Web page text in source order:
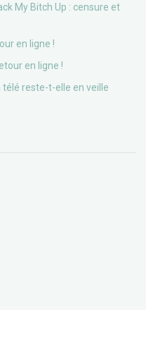
My Bitch Up : censure et
en ligne !
en ligne !
télé reste-t-elle en veille